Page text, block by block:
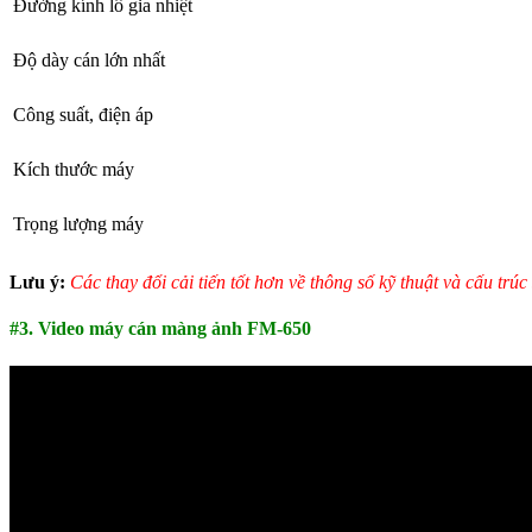
Đường kính lô gia nhiệt
Độ dày cán lớn nhất
Công suất, điện áp
Kích thước máy
Trọng lượng máy
Lưu ý: Các thay đổi cải tiến tốt hơn về thông số kỹ thuật và cấu
#3. Video máy cán màng ảnh FM-650